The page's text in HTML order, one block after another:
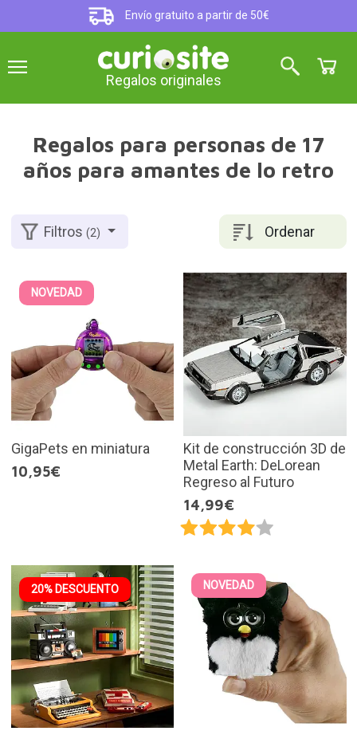
Envío gratuito a partir de 50€
Regalos originales
Regalos para personas de 17
años para amantes de lo retro
Ordenar
Filtros(2)
NOVEDAD
GigaPets en miniatura
10,95€
Kit de construcción 3D de
Metal Earth: DeLorean
Regreso al Futuro
14,99€
20% DESCUENTO NOVEDAD